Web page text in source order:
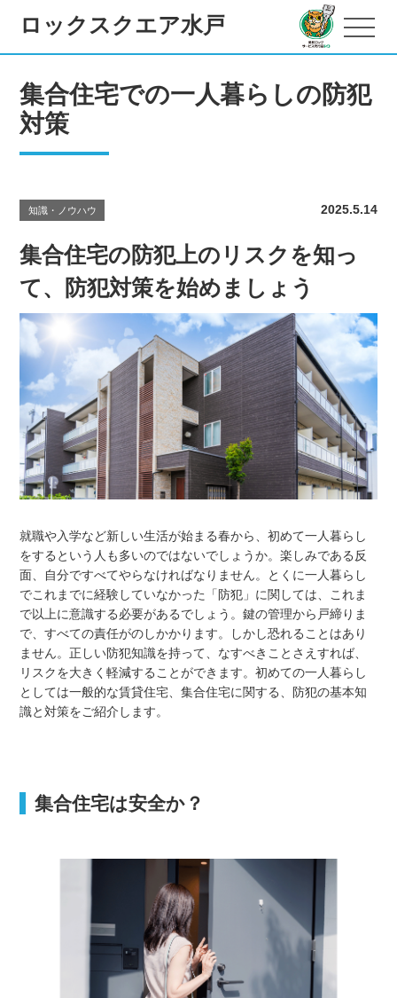
ロックスクエア水戸
集合住宅での一人暮らしの防犯
対策
知識・ノウハウ 2025.5.14
集合住宅の防犯上のリスクを知っ
て、防犯対策を始めましょう
就職や入学など新しい生活が始まる春から、初めて一人暮らし
をするという人も多いのではないでしょうか。楽しみである反
面、自分ですべてやらなければなりません。とくに一人暮らし
でこれまでに経験していなかった「防犯」に関しては、これま
で以上に意識する必要があるでしょう。鍵の管理から戸締りま
で、すべての責任がのしかかります。しかし恐れることはあり
ません。正しい防犯知識を持って、なすべきことさえすれば、
リスクを大きく軽減することができます。初めての一人暮らし
としては一般的な賃貸住宅、集合住宅に関する、防犯の基本知
識と対策をご紹介します。
集合住宅は安全か？